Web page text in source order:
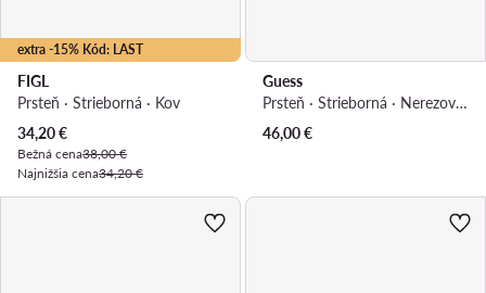
extra -15% Kód: LAST
FIGL
Prsteň · Strieborná · Kov
Aktuálna cena
34,20€
Bežná cena38,00 €
Najnižšia cena34,20 €
Guess
Prsteň · Strieborná · Nerezová oceľ
46,00€